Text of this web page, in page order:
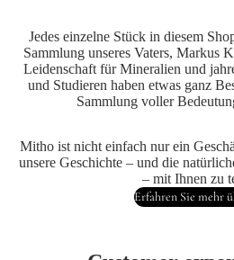
Jedes einzelne Stück in diesem
Sammlung unseres Vaters, Markus
Leidenschaft für Mineralien und
und Studieren haben etwas ganz
Sammlung voller
Mitho ist nicht einfach nur ein
unsere Geschichte – und die
– mit Ihnen zu
Erfahren Sie mehr